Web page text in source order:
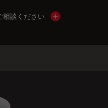
相談ください Show local
Logo